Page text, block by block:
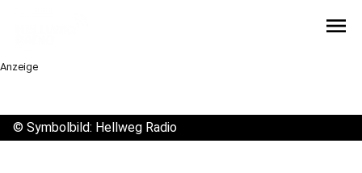
menu
Anzeige
© Symbolbild: Hellweg Radio